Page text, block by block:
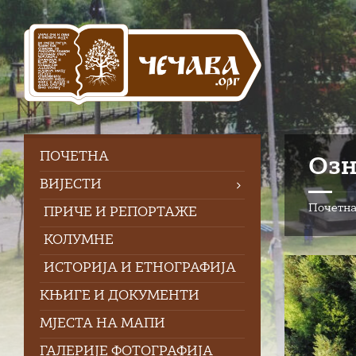
Skip
content
Skip
left
sidebar
Skip
right
sidebar
Skip
footer
Почетна
ПOЧЕТНА
ВИЈЕСТИ
ПРИЧЕ И РЕПОРТАЖЕ
КОЛУМНЕ
ИСТОРИЈА И ЕТНОГРАФИЈА
КЊИГЕ И ДОКУМЕНТИ
МЈЕСТА НА МАПИ
ГАЛЕРИЈЕ ФОТОГРАФИЈА